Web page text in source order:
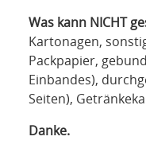
Was kann NICHT
Kartonagen,
Packpapier,
Einbandes),
Seiten),
Danke.